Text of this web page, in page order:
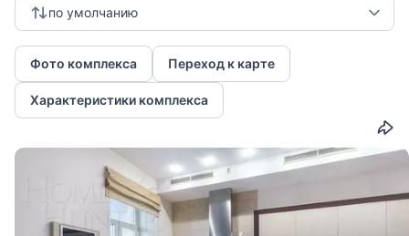
по умолчанию
Фото комплекса Переход к карте
Характеристики комплекса